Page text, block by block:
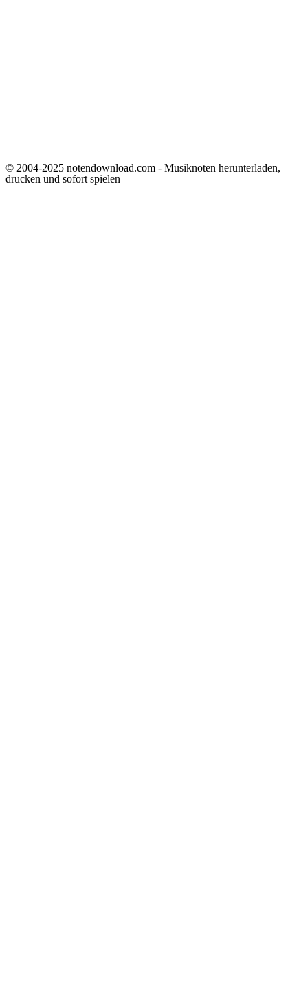
© 2004-2025 notendownload.com - Musiknoten herunterladen,
drucken und sofort spielen